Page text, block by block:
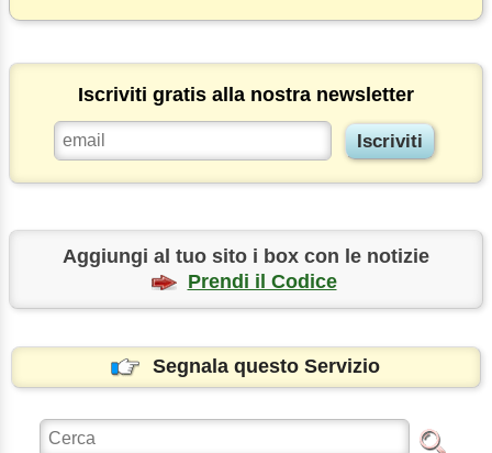
Iscriviti gratis alla nostra newsletter
Aggiungi al tuo sito i box con le notizie
Prendi il Codice
Segnala questo Servizio